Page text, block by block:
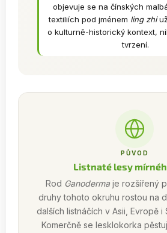
objevuje se na čínských
textiliích pod jménem ling zhi
o kulturně-historický kontext,
tvrzení.
PŮVOD
Listnaté lesy
Rod Ganodermaje rozšířený
druhy tohoto okruhu rostou na
dalších listnáčích v Asii, Evropě i
Komerčně se lesklokorka